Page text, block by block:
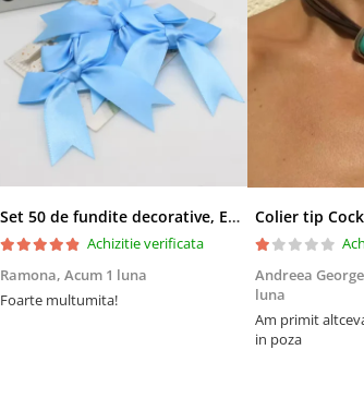
Set 50 de fundite decorative, EVNC, Blue Satin , potrivite pentru masini, scaune sau pahare, albastru
Achizitie verificata
Ramona, Acum 1 luna
Foarte multumita!
Andreea
luna
Am primit
in poza